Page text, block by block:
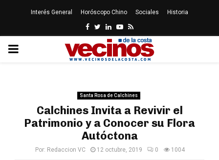
Interés General Horóscopo Chino Sociales Historia
Facebook
Twitter
LinkedinYoutube
Rss
PRIMARY
Santa Rosa de Calchines
Calchines Invita a Revivir el
Patrimonio y a Conocer su Flora
Autóctona
Por: Redaccion VC 12 octubre, 2019 0 1004